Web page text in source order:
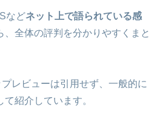
などネット上で語られている感
、全体の評判を分かりやすくまと
レビューは引用せず、一般的に
紹介しています。